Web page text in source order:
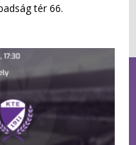
tér 66.